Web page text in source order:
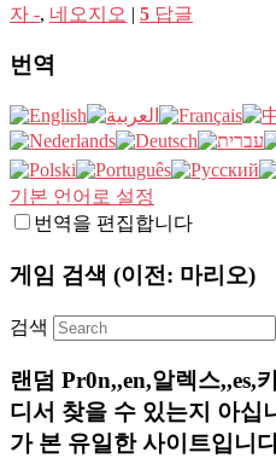
자 -, 네오지오 | 5 답글
번역
기본 언어로 설정
번역을 편집합니다
게임 검색 (이전: 마리오)
검색
랜덤 Pr0n,,en,알렉스,,es,
디서 찾을 수 있는지 아십
가 본 유일한 사이트입니